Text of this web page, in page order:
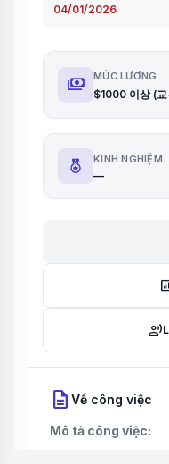
04/01/2026
payments MỨC LƯƠNG
$1000 이상 (
KINH NGHIỆM
—
record_voice_over
description Về công việc
Mô tả công việc: